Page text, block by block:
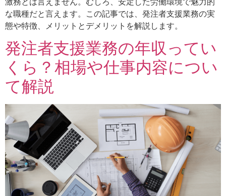
な職種だと言えます。この記事では、発注者支援業務の実
態や特徴、メリットとデメリットを解説します。
発注者支援業務の年収ってい
くら？相場や仕事内容につい
て解説